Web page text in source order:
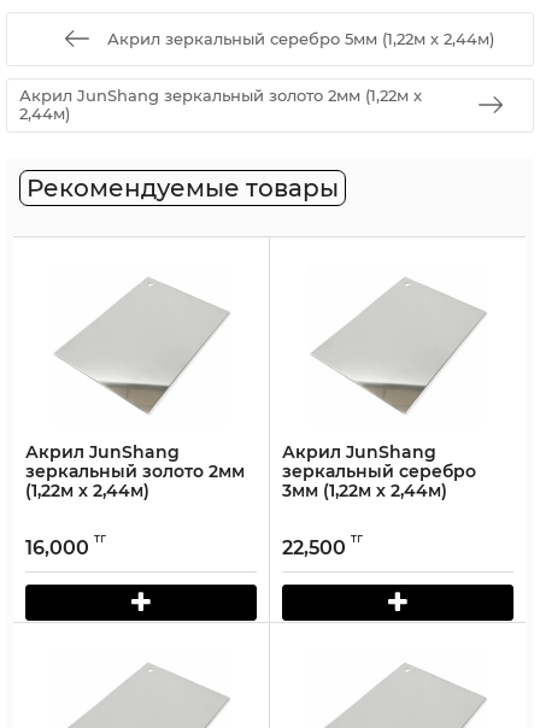
Акрил зеркальный серебро 5мм (1,22м х 2,44м)
Акрил JunShang зеркальный золото 2мм (1,22м х
2,44м)
Рекомендуемые товары
Акрил JunShang
зеркальный золото 2мм
(1,22м х 2,44м)
16,000 тг
Акрил JunShang
зеркальный серебро
3мм (1,22м х 2,44м)
22,500 тг